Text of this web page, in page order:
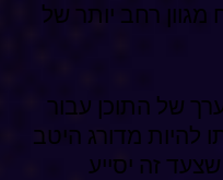
מגוון רחב יותר של
של התוכן עבור
להיות מדורג היטב
זה יסייע